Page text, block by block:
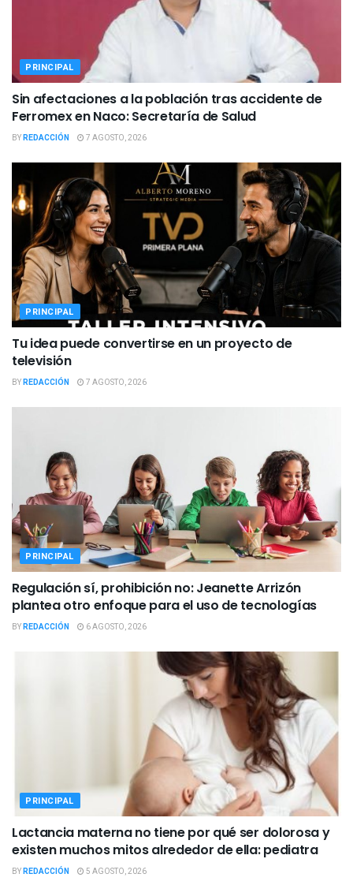
PRINCIPAL
Sin afectaciones a la población tras accidente de
Ferromex en Naco: Secretaría de Salud
BYREDACCIÓN 7 AGOSTO, 2026
PRINCIPAL
Tu idea puede convertirse en un proyecto de
televisión
BYREDACCIÓN 7 AGOSTO, 2026
PRINCIPAL
Regulación sí, prohibición no: Jeanette Arrizón
plantea otro enfoque para el uso de tecnologías
BYREDACCIÓN 6 AGOSTO, 2026
PRINCIPAL
Lactancia materna no tiene por qué ser dolorosa y
existen muchos mitos alrededor de ella: pediatra
BYREDACCIÓN 5 AGOSTO, 2026